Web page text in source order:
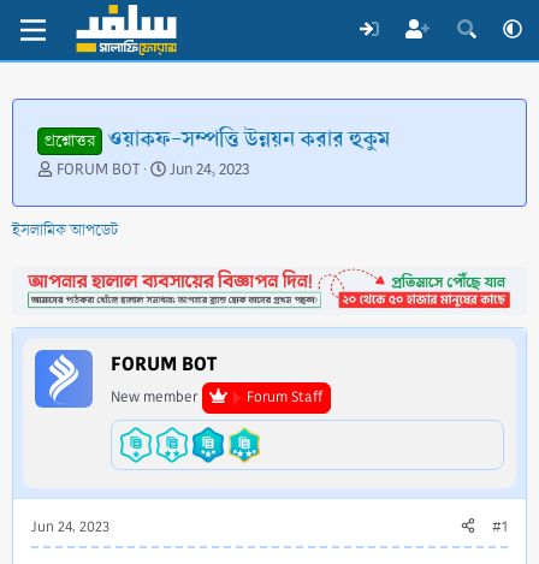
প্রশ্নোত্তর ওয়াকফ-সম্পত্তি উন্নয়ন করার হুকুম
T
r
e
d
s
t
a
r
t
FORUM BOT
S
a
d
a
t
e
Jun 24, 2023
ইসলামিক আপডেট
FORUM BOT
New member Forum Staff
Jun 24, 2023 #1